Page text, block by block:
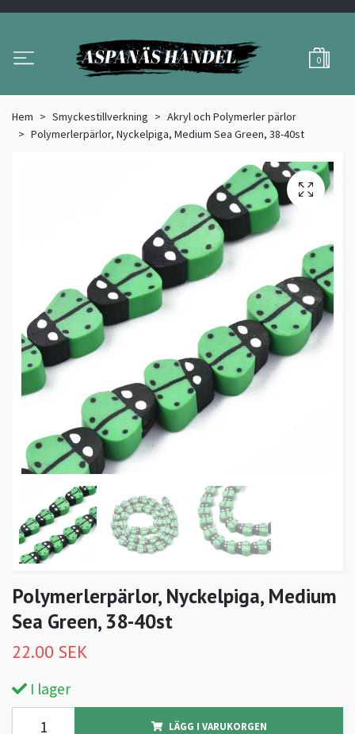
0
Hem Smyckestillverkning
Akryl och Polymerler pärlor
Polymerlerpärlor, Nyckelpiga, Medium Sea Green, 38-40st
Polymerlerpärlor, Nyckelpiga, Medium
Sea Green, 38-40st
22.00 SEK
I lager
LÄGG I VARUKORGEN